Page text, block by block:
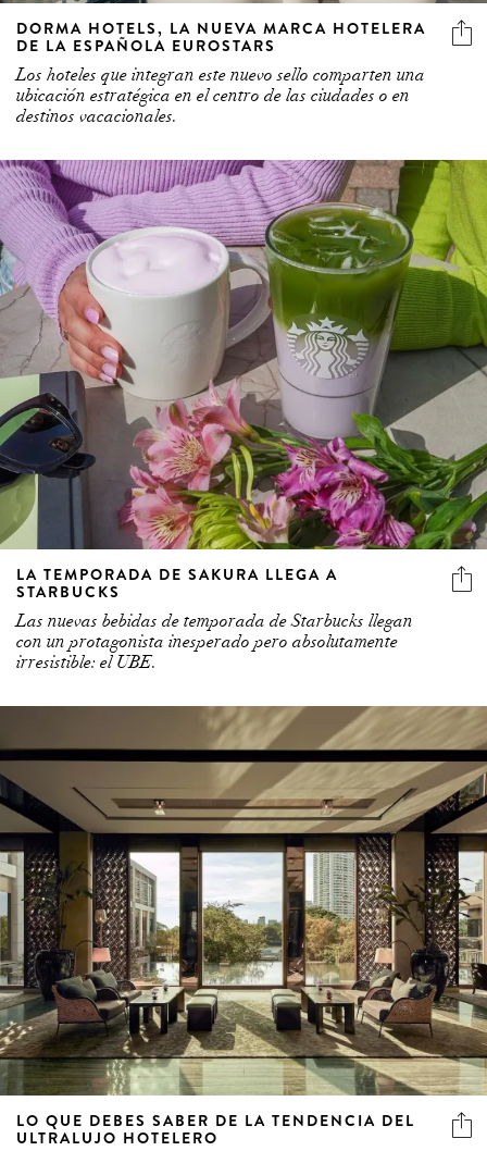
DORMA HOTELS, LA NUEVA MARCA HOTELERA
DE LA ESPAÑOLA EUROSTARS
Los hoteles que integran este nuevo sello comparten una
ubicación estratégica en el centro de las ciudades o en
destinos vacacionales.
LA TEMPORADA DE SAKURA LLEGA A
STARBUCKS
Las nuevas bebidas de temporada de Starbucks llegan
con un protagonista inesperado pero absolutamente
irresistible: el UBE.
LO QUE DEBES SABER DE LA TENDENCIA DEL
ULTRALUJO HOTELERO